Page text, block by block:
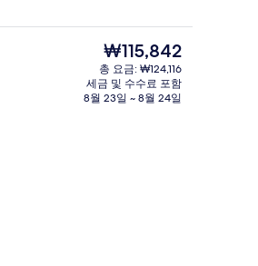
이 가능한 42인치 LED TV, TV, 책
테라스/파티오
현
재
가
격
₩115,842
총 요금: ₩124,116
세금 및 수수료 포함
8월 23일 ~ 8월 24일